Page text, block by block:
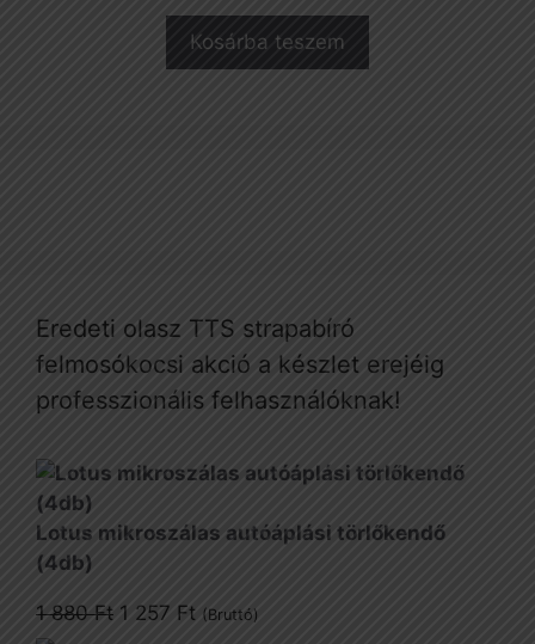
Kosárba teszem
Eredeti olasz TTS strapabíró
felmosókocsi akció a készlet erejéig
professzionális felhasználóknak!
Lotus mikroszálas autóáplási törlőkendő
(4db)
1 880Ft Original
1 257 Ft Current
(Bruttó)